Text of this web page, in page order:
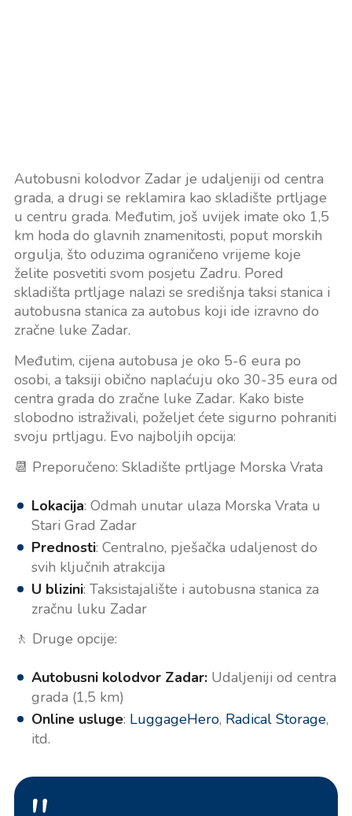
Autobusni kolodvor Zadar je udaljeniji od centra
grada, a drugi se reklamira kao skladište prtljage
u centru grada. Međutim, još uvijek imate oko 1,5
km hoda do glavnih znamenitosti, poput morskih
orgulja, što oduzima ograničeno vrijeme koje
želite posvetiti svom posjetu Zadru. Pored
skladišta prtljage nalazi se središnja taksi stanica i
autobusna stanica za autobus koji ide izravno do
zračne luke Zadar.
Međutim, cijena autobusa je oko 5-6 eura po
osobi, a taksiji obično naplaćuju oko 30-35 eura od
centra grada do zračne luke Zadar. Kako biste
slobodno istraživali, poželjet ćete sigurno pohraniti
svoju prtljagu. Evo najboljih opcija:
📆 Preporučeno: Skladište prtljage Morska Vrata
Lokacija: Odmah unutar ulaza Morska Vrata u
Stari Grad Zadar
Prednosti: Centralno, pješačka udaljenost do
svih ključnih atrakcija
U blizini: Taksistajalište i autobusna stanica za
zračnu luku Zadar
🚶️ Druge opcije:
Autobusni kolodvor Zadar:Udaljeniji od centra
grada (1,5 km)
Online usluge: LuggageHero, Radical Storage,
itd.